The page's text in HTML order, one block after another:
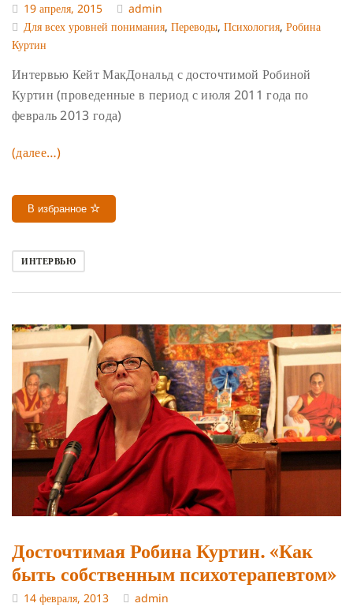
19 апреля, 2015
admin
Для всех уровней понимания, Переводы, Психология, Робина
Куртин
Интервью Кейт МакДональд с досточтимой Робиной
Куртин (проведенные в период с июля 2011 года по
февраль 2013 года)
(далее…)
В избранное
ИНТЕРВЬЮ
Досточтимая Робина Куртин. «Как
быть собственным психотерапевтом»
14 февраля, 2013
admin